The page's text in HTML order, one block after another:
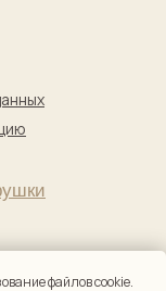
файлов cookie.